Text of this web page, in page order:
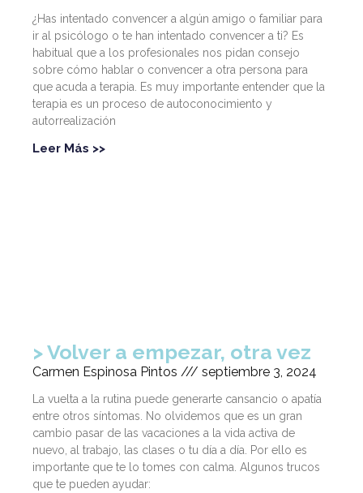
¿Has intentado convencer a algún amigo o familiar para
ir al psicólogo o te han intentado convencer a ti? Es
habitual que a los profesionales nos pidan consejo
sobre cómo hablar o convencer a otra persona para
que acuda a terapia. Es muy importante entender que la
terapia es un proceso de autoconocimiento y
autorrealización
Leer Más >>
Volver a empezar, otra vez
Carmen Espinosa Pintos septiembre 3, 2024
La vuelta a la rutina puede generarte cansancio o apatía
entre otros síntomas. No olvidemos que es un gran
cambio pasar de las vacaciones a la vida activa de
nuevo, al trabajo, las clases o tu día a día. Por ello es
importante que te lo tomes con calma. Algunos trucos
que te pueden ayudar: